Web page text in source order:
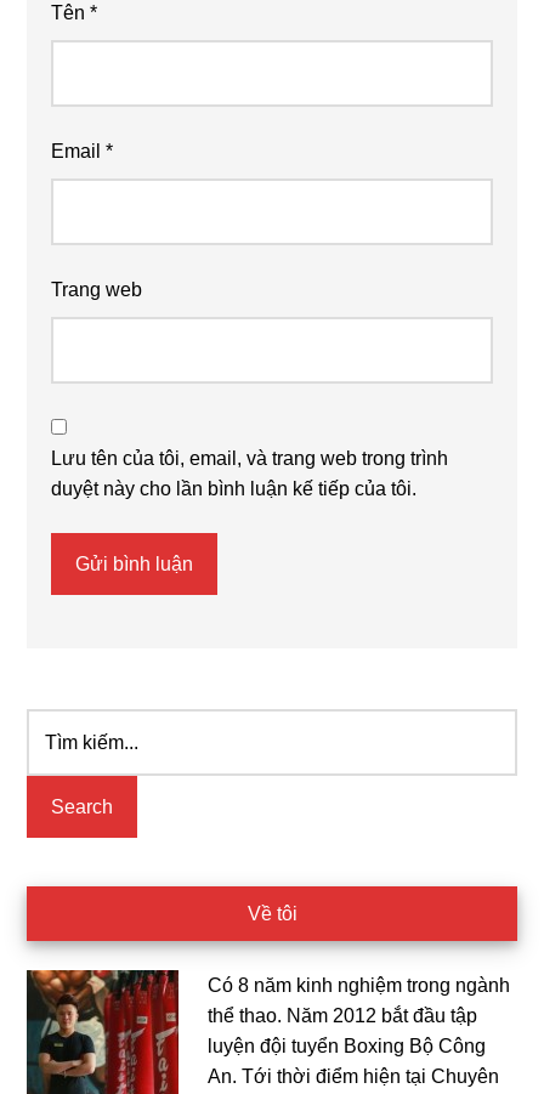
Tên*
Email*
Trang web
Lưu tên của tôi, email, và trang web trong trình
duyệt này cho lần bình luận kế tiếp của tôi.
Primary
Sidebar
kiếm...
Về tôi
Có 8 năm kinh nghiệm trong ngành
thể thao. Năm 2012 bắt đầu tập
luyện đội tuyển Boxing Bộ Công
An. Tới thời điểm hiện tại Chuyên